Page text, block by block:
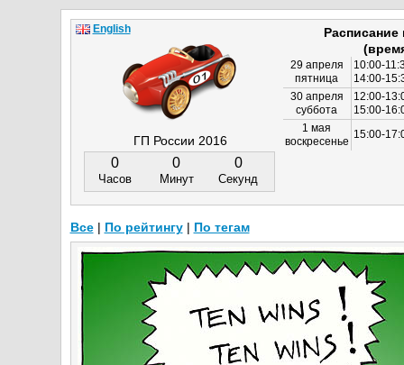
ГП России 2016
0
Часов
0
Минут
0
Секунд
29 апреля
пятница
10:00-
14:00-
30 апреля
суббота
12:00-
15:00-
1 мая
воскресенье
15:00-
English
Все| По рейтингу| По тегам